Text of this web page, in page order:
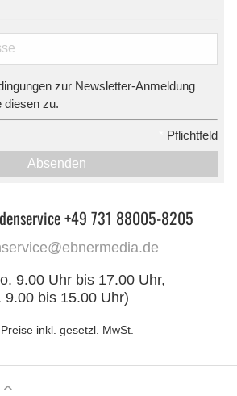
zur Newsletter-Anmeldung
diesen zu.
Pflichtfeld
Absenden
+49 731 88005-8205
9.00 Uhr bis 17.00 Uhr,
9.00 bis 15.00 Uhr)
inkl. gesetzl. MwSt.